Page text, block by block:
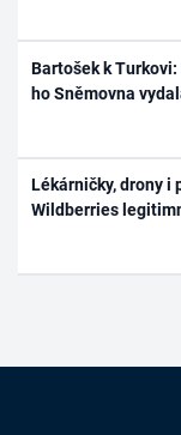
Bartošek k
ho Sněmovna
Lékárničky, drony i
Wildberries